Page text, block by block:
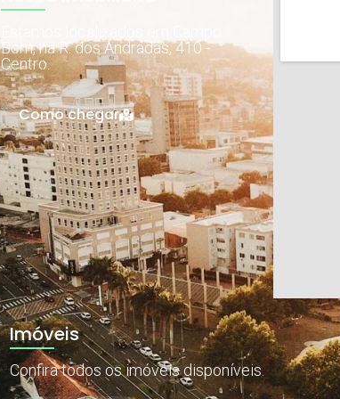
Bom, na R. dos Andradas, 410 -
Centro.
Como chegar
Imóveis
Confira todos os imóveis disponíveis.